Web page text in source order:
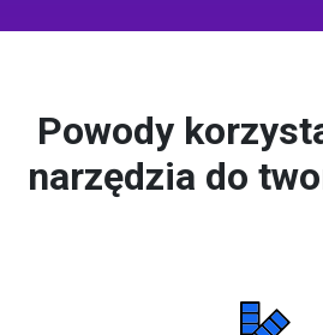
Powody
narzędzia do